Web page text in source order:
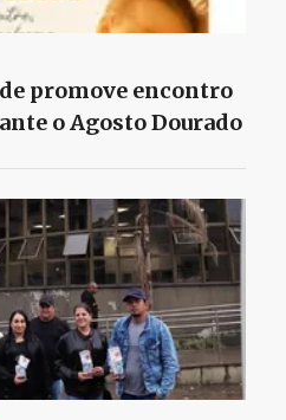
promove encontro
o Agosto Dourado